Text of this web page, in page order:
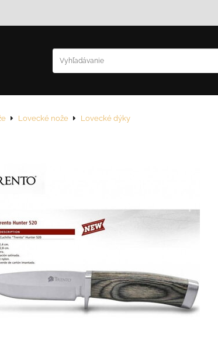
Lovecké nože Lovecké dýky